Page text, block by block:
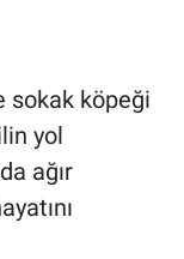
sokak köpeği
yol
ağır